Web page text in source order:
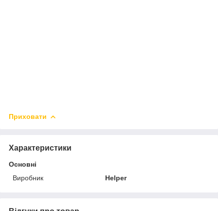
Приховати
Характеристики
Основні
Виробник
Helper